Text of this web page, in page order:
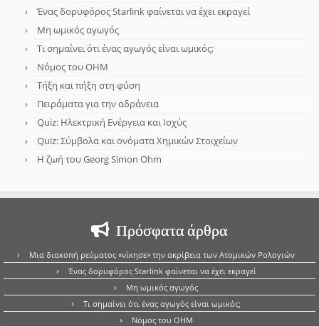
Ένας δορυφόρος Starlink φαίνεται να έχει εκραγεί
Μη ωμικός αγωγός
Τι σημαίνει ότι ένας αγωγός είναι ωμικός;
Νόμος του OHM
Τήξη και πήξη στη φύση
Πειράματα για την αδράνεια
Quiz: Ηλεκτρική Ενέργεια και Ισχύς
Quiz: Σύμβολα και ονόματα Χημικών Στοιχείων
Η ζωή του Georg Simon Ohm
Πρόσφατα άρθρα
Μια διακοπή ρεύματος «νίκησε» την ακρίβεια των Ατομικών Ρολογιών
Ένας δορυφόρος Starlink φαίνεται να έχει εκραγεί
Μη ωμικός αγωγός
Τι σημαίνει ότι ένας αγωγός είναι ωμικός;
Νόμος του OHM